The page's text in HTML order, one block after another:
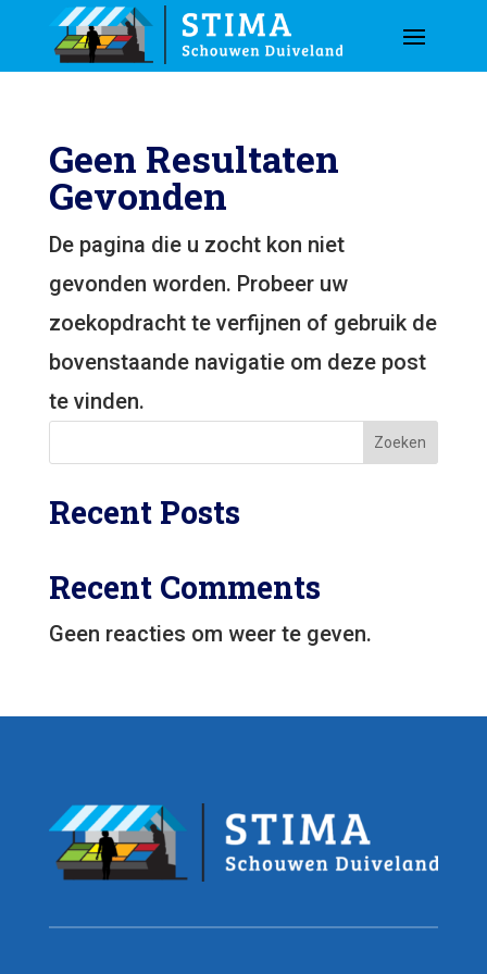
Geen Resultaten
Gevonden
De pagina die u zocht kon niet
gevonden worden. Probeer uw
zoekopdracht te verfijnen of gebruik de
bovenstaande navigatie om deze post
te vinden.
Zoeken
Recent Posts
Recent Comments
Geen reacties om weer te geven.